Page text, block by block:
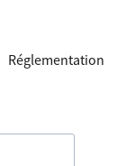
Réglementation